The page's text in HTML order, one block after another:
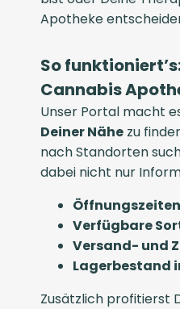
Apotheke
So
Cannabis
Unser Portal macht
Deiner Nähe zu
nach Standorten
dabei nicht nur
Verfügbare
Versand- und
Lagerbestand
Zusätzlich profitierst